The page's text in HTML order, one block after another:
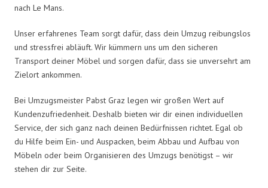
nach Le Mans.
Unser erfahrenes Team sorgt dafür, dass dein Umzug reibungslos
und stressfrei abläuft. Wir kümmern uns um den sicheren
Transport deiner Möbel und sorgen dafür, dass sie unversehrt am
Zielort ankommen.
Bei Umzugsmeister Pabst Graz legen wir großen Wert auf
Kundenzufriedenheit. Deshalb bieten wir dir einen individuellen
Service, der sich ganz nach deinen Bedürfnissen richtet. Egal ob
du Hilfe beim Ein- und Auspacken, beim Abbau und Aufbau von
Möbeln oder beim Organisieren des Umzugs benötigst – wir
stehen dir zur Seite.